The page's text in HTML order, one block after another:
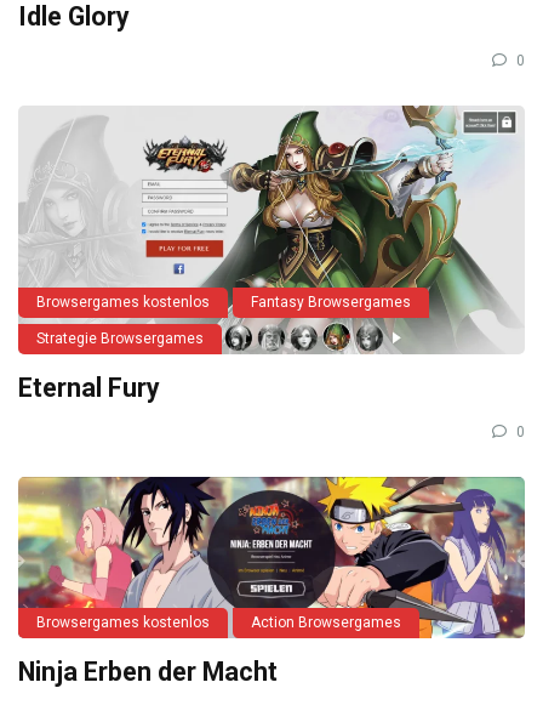
Idle Glory
0
Browsergames kostenlos Fantasy Browsergames
Strategie Browsergames
Eternal Fury
0
Browsergames kostenlos Action Browsergames
Ninja Erben der Macht